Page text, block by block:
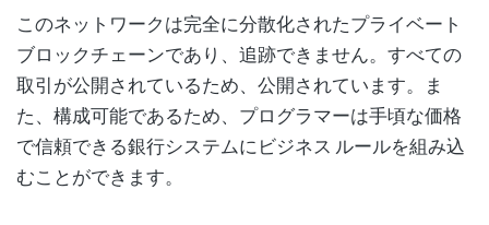
このネットワークは完全に分散化されたプライベート
ブロックチェーンであり、追跡できません。すべての
取引が公開されているため、公開されています。ま
た、構成可能であるため、プログラマーは手頃な価格
で信頼できる銀行システムにビジネス ルールを組み込
むことができます。